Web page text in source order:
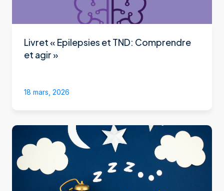
Livret « Epilepsies et TND: Comprendre
et agir »
18 mars, 2026